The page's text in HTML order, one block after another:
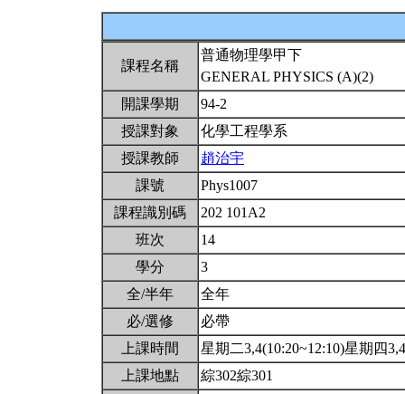
課程名稱
普通物理學甲下
GENERAL PHYSICS (A)(2)
開課學期
94-2
授課對象
化學工程學系
授課教師
趙治宇
課號
Phys1007
課程識別碼
202 101A2
班次
14
學分
3
全/半年
全年
必/選修
必帶
上課時間
星期二3,4(10:20~12:10)星期四
上課地點
綜302綜301